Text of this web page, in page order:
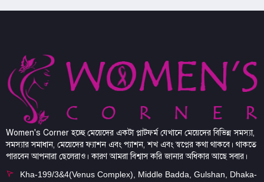
Women's Corner হচ্ছে মেয়েদের একটা প্লাটফর্ম যেখানে মেয়েদের বিভিন্ন সমস্যা,
সমস্যার সমাধান, মেয়েদের ফ্যাশন এবং প্যাশন, শখ এবং স্বপ্নের কথা থাকবে। থাকতে
পারবেন আপনারা ছেলেরাও। কারণ আমরা বিশ্বাস করি জানার অধিকার আছে সবার।
Kha-199/3&4(Venus Complex), Middle Badda, Gulshan, Dhaka-